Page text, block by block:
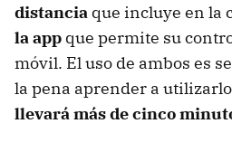
distancia que incluye en la
la app que permite su
móvil. El uso de ambos es
la pena aprender a
llevará más de cinco